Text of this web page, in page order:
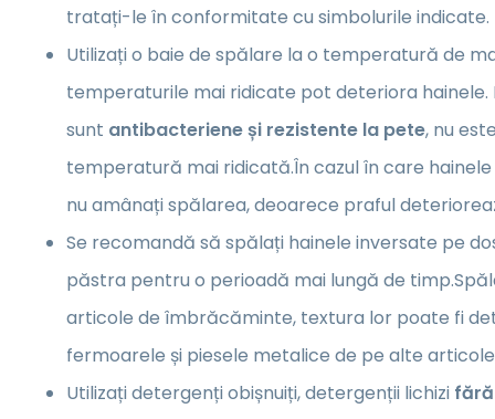
tratați-le în conformitate cu simbolurile indicate.
Utilizați o baie de spălare la o temperatură de
temperaturile mai ridicate pot deteriora
sunt antibacteriene și rezistente la pete, nu
temperatură mai ridicată.În cazul în care
nu amânați spălarea, deoarece praful
Se recomandă să spălați hainele inversate pe
păstra pentru o perioadă mai lungă de
articole de îmbrăcăminte, textura lor poate fi
fermoarele și piesele metalice de pe alte
Utilizați detergenți obișnuiți, detergenții lichizi